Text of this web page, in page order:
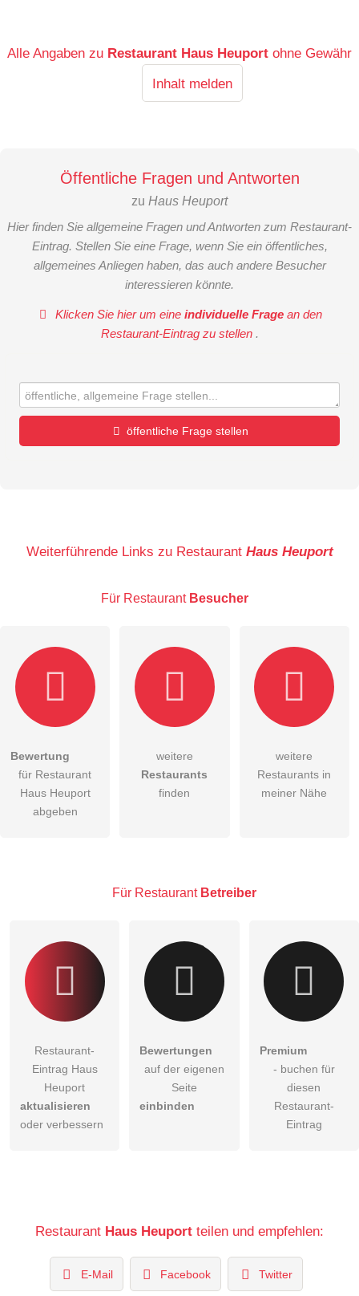
Alle Angaben zu Restaurant Haus Heuport ohne Gewähr
Inhalt melden
Öffentliche Fragen und Antworten
zu Haus Heuport
Hier finden Sie allgemeine Fragen und Antworten zum Restaurant-
Eintrag. Stellen Sie eine Frage, wenn Sie ein öffentliches,
allgemeines Anliegen haben, das auch andere Besucher
interessieren könnte.
Klicken Sie hier um eineindividuelle Frage an den
Restaurant-Eintrag zu stellen .
öffentliche Frage stellen
E-Mail-Adresse (wird nicht veröffentlicht)
Hiermit akzeptiere ich dieAGB
DieDatenschutzerklärung habe ich zur Kenntnis genommen.
Besucher sichtbar.
Weiterführende Links zu Restaurant Haus Heuport
Für Restaurant Besucher
Bewertung
für Restaurant
Haus Heuport
abgeben
weitere
Restaurants
finden
weitere
Restaurants in
meiner Nähe
Für Restaurant Betreiber
Restaurant-
Eintrag Haus
Heuport
aktualisieren
oder verbessern
Bewertungen
auf der eigenen
Seite
einbinden
Premium
- buchen für
diesen
Restaurant-
Eintrag
Restaurant Haus Heuport teilen und empfehlen:
E-Mail Facebook Twitter